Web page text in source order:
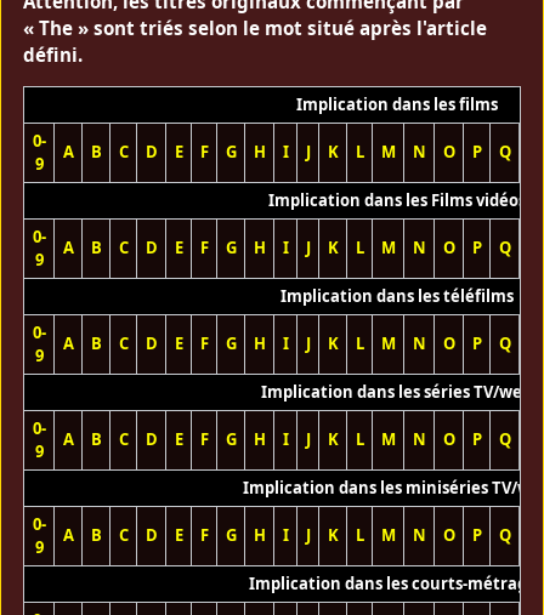
« The » sont triés selon le mot situé après l'article
défini.
Implication dans les films
0-
9
A B C D E F G H I J K L M N O P Q
Implication dans les Films vidéos
0-
9
A B C D E F G H I J K L M N O P Q
Implication dans les téléfilms
0-
9
A B C D E F G H I J K L M N O P Q
Implication dans les séries TV/web
0-
9
A B C D E F G H I J K L M N O P Q
Implication dans les miniséries TV/
0-
9
A B C D E F G H I J K L M N O P Q
Implication dans les courts-métrages